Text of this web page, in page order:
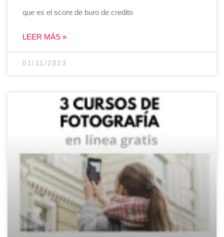
que es el score de buro de credito
LEER MÁS »
01/11/2023